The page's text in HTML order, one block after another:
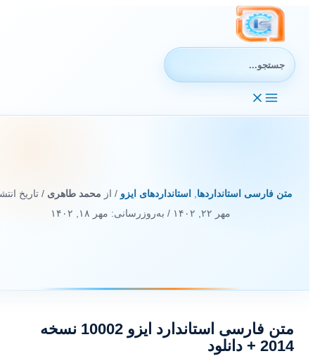
جستجوی:
متن فارسی استانداردها, استانداردهای ایزو / از محمد طاهری/ تاریخ
مهر ۲۲, ۱۴۰۲
/ به‌روزرسانی: مهر ۱۸, ۱۴۰۲
متن فارسی استاندارد ایزو 10002 نسخه
2014 + دانلود